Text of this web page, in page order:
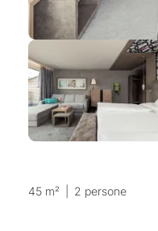
45 m² 2 persone